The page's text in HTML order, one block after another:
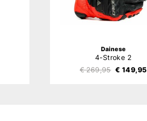
Dainese
4-Stroke 2
€ 269,95 € 149,95